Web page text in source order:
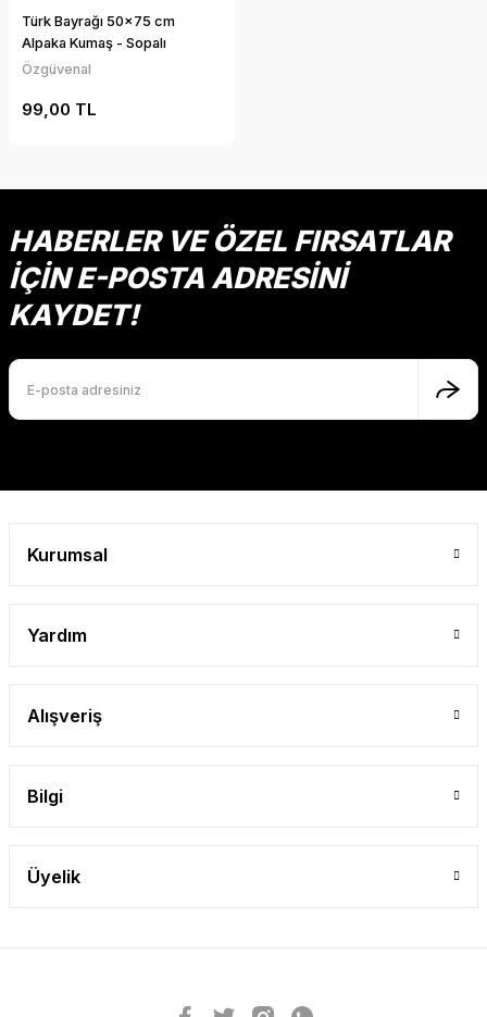
Türk Bayrağı 50x75 cm
Alpaka Kumaş - Sopalı
Özgüvenal
99,00 TL
HABERLER VE ÖZEL FIRSATLAR
İÇİN E-POSTA ADRESİNİ
KAYDET!
Kurumsal
Yardım
Alışveriş
Bilgi
Üyelik